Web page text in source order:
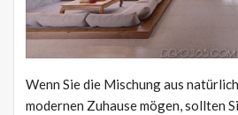
Wenn Sie die Mischung aus
modernen Zuhause mögen, sollten